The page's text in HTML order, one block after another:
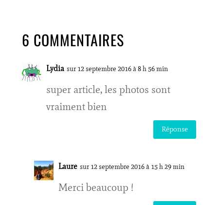
6 COMMENTAIRES
Lydia sur 12 septembre 2016 à 8 h 56 min
super article, les photos sont
vraiment bien
Réponse
Laure sur 12 septembre 2016 à 15 h 29 min
Merci beaucoup !